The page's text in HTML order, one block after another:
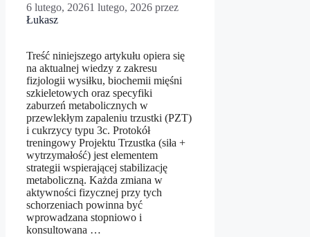
6 lutego, 20261 lutego, 2026 przez
Łukasz
Treść niniejszego artykułu opiera się
na aktualnej wiedzy z zakresu
fizjologii wysiłku, biochemii mięśni
szkieletowych oraz specyfiki
zaburzeń metabolicznych w
przewlekłym zapaleniu trzustki (PZT)
i cukrzycy typu 3c. Protokół
treningowy Projektu Trzustka (siła +
wytrzymałość) jest elementem
strategii wspierającej stabilizację
metaboliczną. Każda zmiana w
aktywności fizycznej przy tych
schorzeniach powinna być
wprowadzana stopniowo i
konsultowana …